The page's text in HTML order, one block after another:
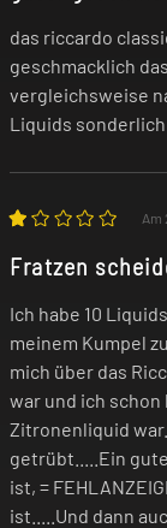
Luftnot
Verwende
dieser
Falls du
reagierst,
Nutzung
Unsere
Nikotin-
wendest
das riccardo
geschmacklich
vergleichsweise
Liquids
Am
Fratzen
Ich habe 10
meinem Kumpel
mich über das
war und ich schon
Zitronenliquid
getrübt.....Ein
ist, =
ist.....Und dann